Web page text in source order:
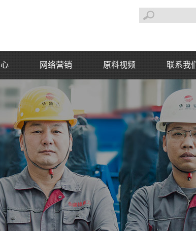
网络营销 原料视频 联系我们